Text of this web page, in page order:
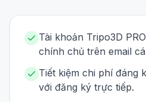
Tài khoản Tripo3D
chính chủ trên email
Tiết kiệm chi phí đáng
với đăng ký trực tiếp.